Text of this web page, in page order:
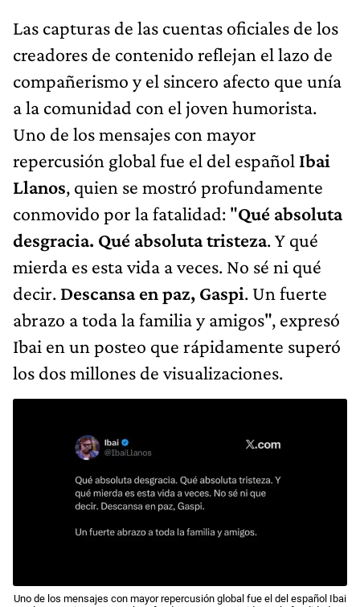
Las capturas de las cuentas oficiales de los
creadores de contenido reflejan el lazo de
compañerismo y el sincero afecto que unía
a la comunidad con el joven humorista.
Uno de los mensajes con mayor
repercusión global fue el del español Ibai
Llanos, quien se mostró profundamente
conmovido por la fatalidad: "Qué absoluta
desgracia. Qué absoluta tristeza. Y qué
mierda es esta vida a veces. No sé ni qué
decir. Descansa en paz, Gaspi. Un fuerte
abrazo a toda la familia y amigos", expresó
Ibai en un posteo que rápidamente superó
los dos millones de visualizaciones.
Uno de los mensajes con mayor repercusión global fue el del español Ibai